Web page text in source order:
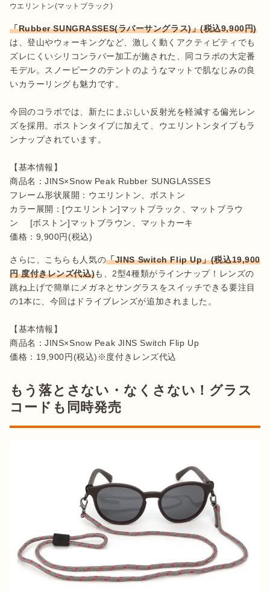
ウエリントン(マットブラック)
「Rubber SUNGRASSES(ラバーサングラス)」(税込9,900円)
は、登山やウォーキングなど、激しく動くアクティビティでも
ズレにくいシリコンラバー加工が施された、同コラボの大定番
モデル。スノーピークのテントのようなマットで肌なじみの良
いカラーリングも魅力です。
今回のコラボでは、新たにまぶしい反射光を軽減する偏光レン
ズを採用。ボストンタイプに加えて、ウエリントンタイプもラ
ンナップされています。
【基本情報】
商品名：JINS×Snow Peak Rubber SUNGLASSES
フレーム形状展開：ウエリントン、ボストン
カラー展開：[ウエリントン]マットブラック、マットブラウ
ン　 [ボストン]マットブラウン、マットカーキ
価格：9,900円(税込)
さらに、こちらも人気の「JINS Switch Flip Up」(税込19,900
円 度付きレンズ代込)も、2型4種類がラインナップ！レンズの
跳ね上げで簡単にメガネとサングラスをスイッチできる要注目
の1本に、今回はドライブレンズが追加されました。
【基本情報】
商品名：JINS×Snow Peak JINS Switch Flip Up
価格：19,900円(税込)※度付きレンズ代込
もう落とさない・なくさない！グラス
コードも同時発売